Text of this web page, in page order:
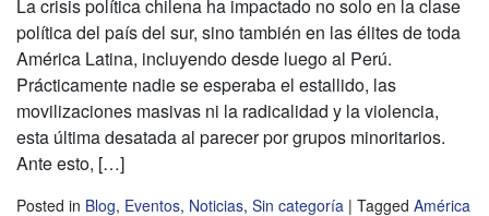
La crisis política chilena ha impactado no solo en la clase
política del país del sur, sino también en las élites de toda
América Latina, incluyendo desde luego al Perú.
Prácticamente nadie se esperaba el estallido, las
movilizaciones masivas ni la radicalidad y la violencia,
esta última desatada al parecer por grupos minoritarios.
Ante esto, […]
Posted in Blog, Eventos, Noticias, Sin categoría | Tagged América